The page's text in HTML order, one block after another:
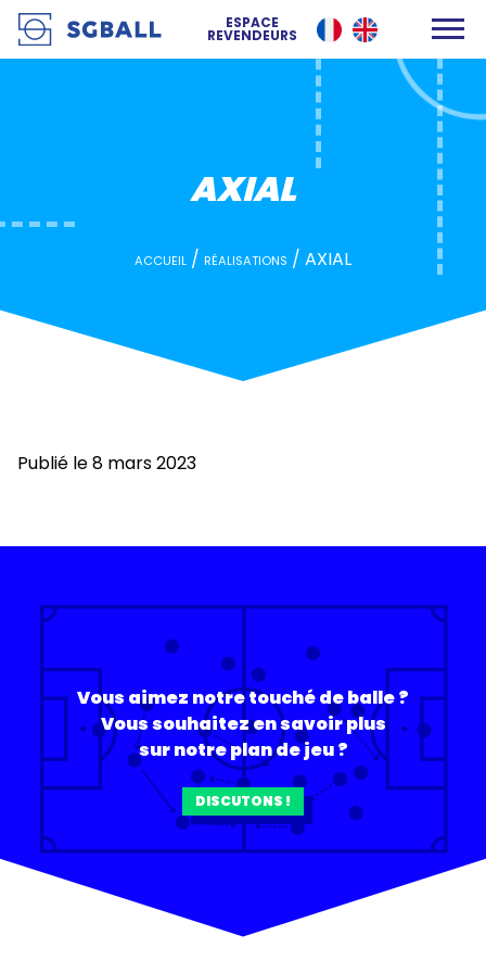
ESPACE
REVENDEURS
AXIAL
AXIAL
ACCUEIL / RÉALISATIONS / AXIAL
Publié le 8 mars 2023
Vous aimez notre touché de balle ?
Vous souhaitez en savoir plus
sur notre plan de jeu ?
DISCUTONS !